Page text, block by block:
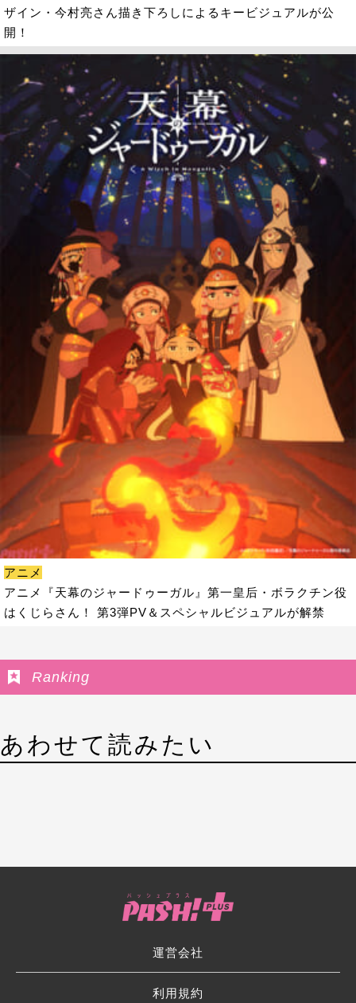
ザイン・今村亮さん描き下ろしによるキービジュアルが公
開！
アニメ
アニメ『天幕のジャードゥーガル』第一皇后・ボラクチン役
はくじらさん！ 第3弾PV＆スペシャルビジュアルが解禁
Ranking
あわせて読みたい
運営会社
利用規約